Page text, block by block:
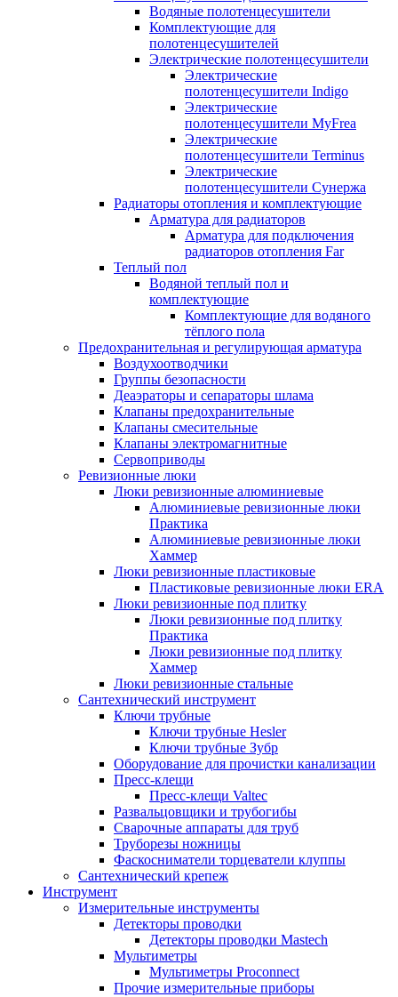
Водяные полотенцесушители
Комплектующие для
полотенцесушителей
Электрические полотенцесушители
Электрические
полотенцесушители Indigo
Электрические
полотенцесушители MyFrea
Электрические
полотенцесушители Terminus
Электрические
полотенцесушители Сунержа
Радиаторы отопления и комплектующие
Арматура для радиаторов
Арматура для подключения
радиаторов отопления Far
Теплый пол
Водяной теплый пол и
комплектующие
Комплектующие для водяного
тёплого пола
Предохранительная и регулирующая арматура
Воздухоотводчики
Группы безопасности
Деаэраторы и сепараторы шлама
Клапаны предохранительные
Клапаны смесительные
Клапаны электромагнитные
Сервоприводы
Ревизионные люки
Люки ревизионные алюминиевые
Алюминиевые ревизионные люки
Практика
Алюминиевые ревизионные люки
Хаммер
Люки ревизионные пластиковые
Пластиковые ревизионные люки ERA
Люки ревизионные под плитку
Люки ревизионные под плитку
Практика
Люки ревизионные под плитку
Хаммер
Люки ревизионные стальные
Сантехнический инструмент
Ключи трубные
Ключи трубные Hesler
Ключи трубные Зубр
Оборудование для прочистки канализации
Пресс-клещи
Пресс-клещи Valtec
Развальцовщики и трубогибы
Сварочные аппараты для труб
Труборезы ножницы
Фаскосниматели торцеватели клуппы
Сантехнический крепеж
Инструмент
Измерительные инструменты
Детекторы проводки
Детекторы проводки Mastech
Мультиметры
Мультиметры Proconnect
Прочие измерительные приборы